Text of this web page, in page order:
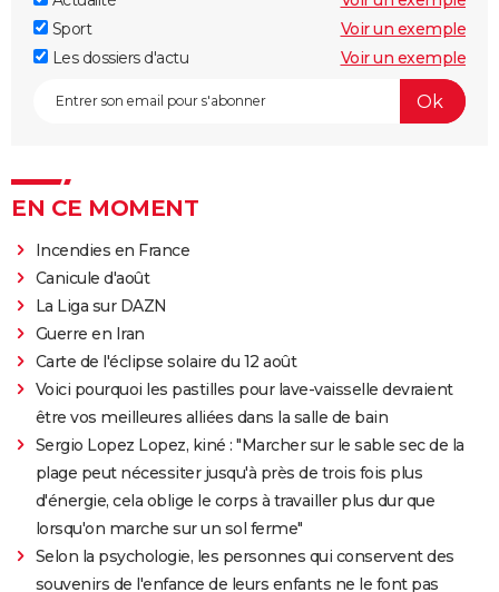
Sport
Voir un exemple
Les dossiers d'actu
Voir un exemple
EN CE MOMENT
Incendies en France
Canicule d'août
La Liga sur DAZN
Guerre en Iran
Carte de l'éclipse solaire du 12 août
Voici pourquoi les pastilles pour lave-vaisselle devraient
être vos meilleures alliées dans la salle de bain
Sergio Lopez Lopez, kiné : "Marcher sur le sable sec de la
plage peut nécessiter jusqu'à près de trois fois plus
d'énergie, cela oblige le corps à travailler plus dur que
lorsqu'on marche sur un sol ferme"
Selon la psychologie, les personnes qui conservent des
souvenirs de l'enfance de leurs enfants ne le font pas